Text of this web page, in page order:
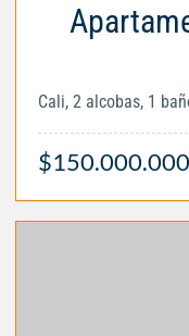
Cali, 2 alcobas, 1
$150.000.000